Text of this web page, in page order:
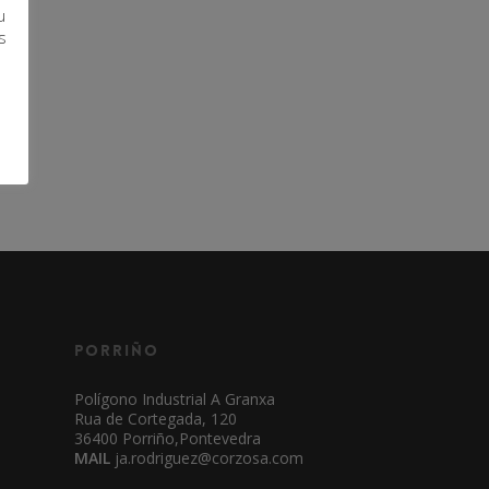
Porriño
Polígono Industrial A Granxa
Rua de Cortegada, 120
36400 Porriño,Pontevedra
MAILja.rodriguez@corzosa.com